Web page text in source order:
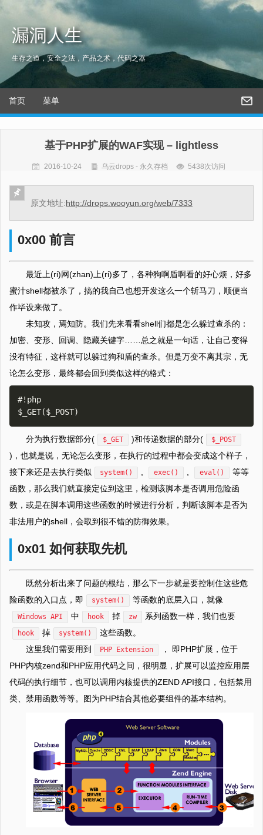
漏洞人生
生存之道，安全之法，产品之术，代码之器
首页 菜单
基于PHP扩展的WAF实现 – lightless
2016-10-24 乌云drops - 永久存档 5438次访问
原文地址:http://drops.wooyun.org/web/7333
0x00 前言
最近上(ri)网(zhan)上(ri)多了，各种狗啊盾啊看的好心烦，好多
蜜汁shell都被杀了，搞的我自己也想开发这么一个斩马刀，顺便当
作毕设来做了。
未知攻，焉知防。我们先来看看shell们都是怎么躲过查杀的：
加密、变形、回调、隐藏关键字……总之就是一句话，让自己变得
没有特征，这样就可以躲过狗和盾的查杀。但是万变不离其宗，无
论怎么变形，最终都会回到类似这样的格式：
#!php
分为执行数据部分( $_GET )和传递数据的部分( $_POST
)，也就是说，无论怎么变形，在执行的过程中都会变成这个样子，
接下来还是去执行类似
system() exec() eval()
等等
函数，那么我们就直接定位到这里，检测该脚本是否调用危险函
数，或是在脚本调用这些函数的时候进行分析，判断该脚本是否为
非法用户的shell，会取到很不错的防御效果。
0x01 如何获取先机
既然分析出来了问题的根结，那么下一步就是要控制住这些危
险函数的入口点，即
system() 等函数的底层入口，就像
Windows API 中 hook 掉 zw 系列函数一样，我们也要
hook 掉 system()
这些函数。
这里我们需要用到
PHP Extension
， 即PHP扩展，位于
PHP内核zend和PHP应用代码之间，很明显，扩展可以监控应用层
代码的执行细节，也可以调用内核提供的ZEND API接口，包括禁用
类、禁用函数等等。图为PHP结合其他必要组件的基本结构。